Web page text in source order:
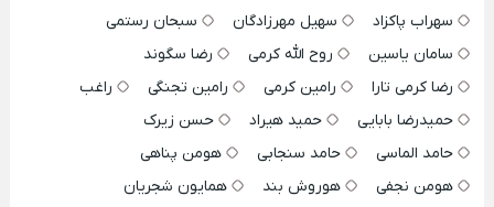
سهراب پاکزاد
سهیل مهرزادگان
سبحان رستمی
سامان یاسین
روح الله کرمی
رضا سگوند
رضا کرمی تارا
رامین کرمی رامین تجنگی
راغب
حمیدرضا بابایی
حمید هیراد
حسن زیرک
حامد الماسی
حامد سنجابی
هومن پناهی
هومن نجفی
هوروش بند
همایون شجریان